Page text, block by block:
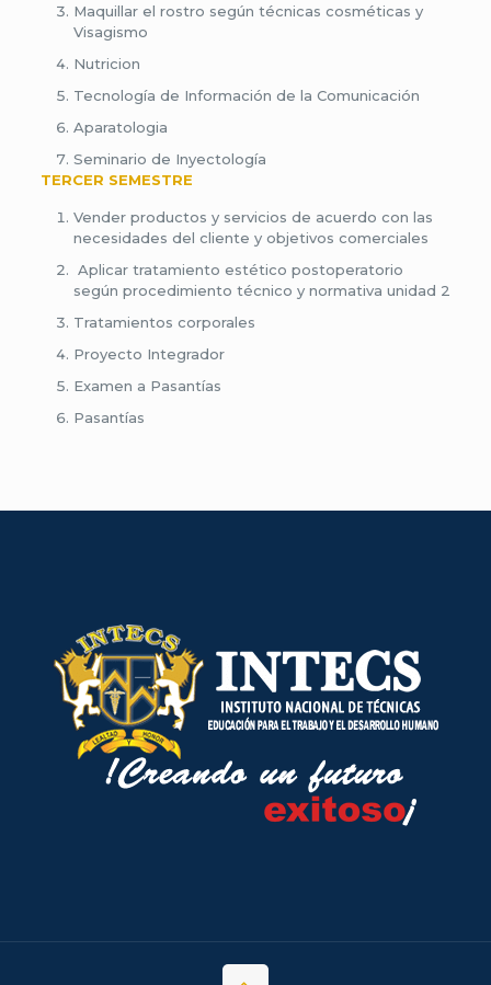
Maquillar el rostro según técnicas cosméticas y
Visagismo
Nutricion
Tecnología de Información de la Comunicación
Aparatologia
Seminario de Inyectología
TERCER SEMESTRE
Vender productos y servicios de acuerdo con las
necesidades del cliente y objetivos comerciales
Aplicar tratamiento estético postoperatorio
según procedimiento técnico y normativa unidad 2
Tratamientos corporales
Proyecto Integrador
Examen a Pasantías
Pasantías